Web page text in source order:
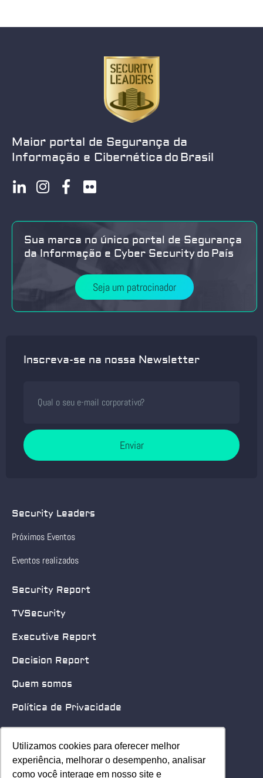
Utilizamos cookies para oferecer melhor
experiência, melhorar o desempenho, analisar
como você interage em nosso site e
Utilizamos cookies para oferecer melhor
experiência, melhorar o desempenho, analisar
como você interage em nosso site e
Maior portal de Segurança da
Informação e Cibernética do Brasil
Sua marca no único portal de Segurança
da Informação e Cyber Security do País
Seja um patrocinador
Inscreva-se na nossa Newsletter
Enviar
Security Leaders
Próximos Eventos
Eventos realizados
Security Report
TVSecurity
Executive Report
Decision Report
Quem somos
Política de Privacidade
Quero patrocinar
Contato